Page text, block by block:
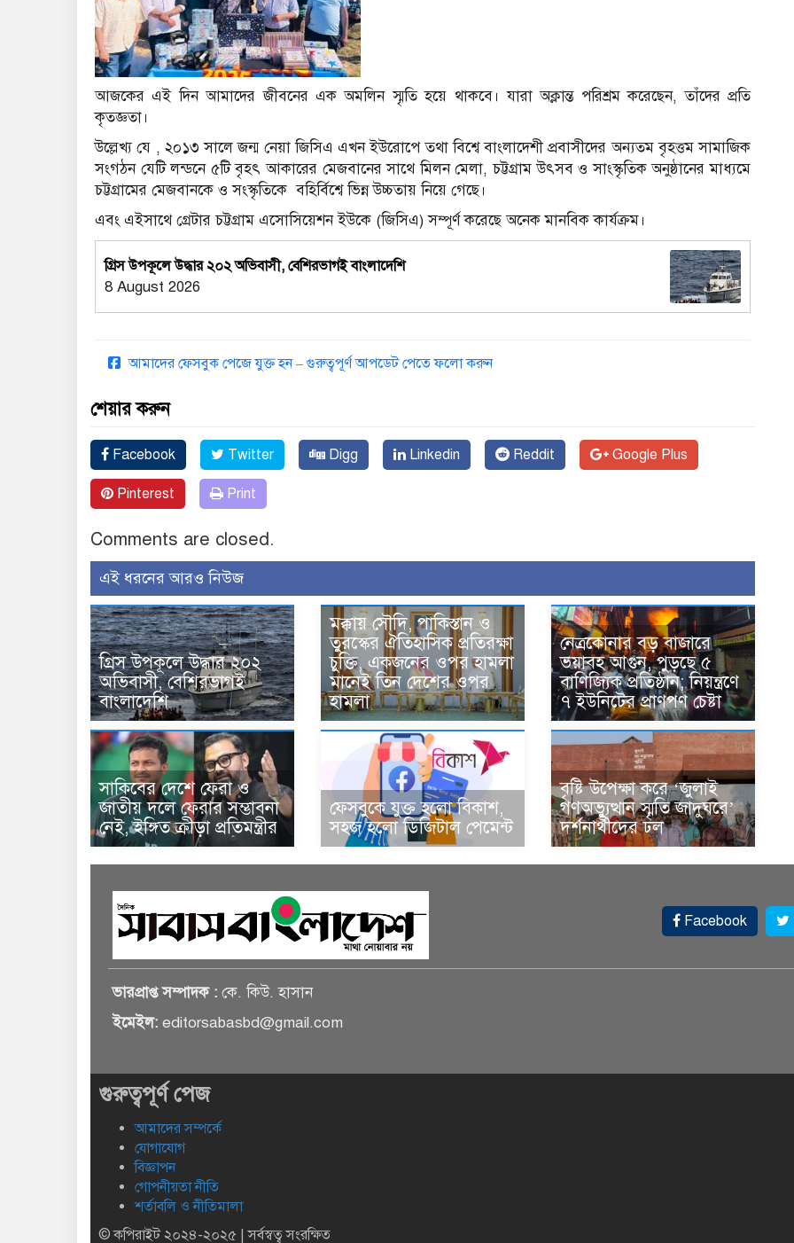
আজকের এই দিন আমাদের জীবনের এক অমলিন স্মৃতি হয়ে থাকবে। যারা অক্লান্ত পরিশ্রম করেছেন, তাঁদের প্রতি
কৃতজ্ঞতা।
উল্লেখ্য যে , ২০১৩ সালে জন্ম নেয়া জিসিএ এখন ইউরোপে তথা বিশ্বে বাংলাদেশী প্রবাসীদের অন্যতম বৃহত্তম সামাজিক
সংগঠন যেটি লন্ডনে ৫টি বৃহৎ আকারের মেজবানের সাথে মিলন মেলা, চট্টগ্রাম উৎসব ও সাংস্কৃতিক অনুষ্ঠানের মাধ্যমে
চট্টগ্রামের মেজবানকে ও সংস্কৃতিকে বহির্বিশ্বে ভিন্ন উচ্চতায় নিয়ে গেছে।
এবং এইসাথে গ্রেটার চট্টগ্রাম এসোসিয়েশন ইউকে (জিসিএ) সম্পূর্ণ করেছে অনেক মানবিক কার্যক্রম।
গ্রিস উপকূলে উদ্ধার ২০২ অভিবাসী, বেশিরভাগই বাংলাদেশি
8 August 2026
আমাদের ফেসবুক পেজে যুক্ত হন – গুরুত্বপূর্ণ আপডেট পেতে ফলো করুন
শেয়ার করুন
Facebook Twitter Digg Linkedin Reddit Google Plus
Pinterest Print
Comments are closed.
এই ধরনের আরও নিউজ
গ্রিস উপকূলে উদ্ধার ২০২
অভিবাসী, বেশিরভাগই
বাংলাদেশি
মক্কায় সৌদি, পাকিস্তান ও
তুরস্কের ঐতিহাসিক প্রতিরক্ষা
চুক্তি, একজনের ওপর হামলা
মানেই তিন দেশের ওপর
হামলা
নেত্রকোনার বড় বাজারে
ভয়াবহ আগুন, পুড়ছে ৫
বাণিজ্যিক প্রতিষ্ঠান; নিয়ন্ত্রণে
৭ ইউনিটের প্রাণপণ চেষ্টা
সাকিবের দেশে ফেরা ও
জাতীয় দলে ফেরার সম্ভাবনা
নেই, ইঙ্গিত ক্রীড়া প্রতিমন্ত্রীর
ফেসবুকে যুক্ত হলো বিকাশ,
সহজ হলো ডিজিটাল পেমেন্ট
বৃষ্টি উপেক্ষা করে ‘জুলাই
গণঅভ্যুত্থান স্মৃতি জাদুঘরে’
দর্শনার্থীদের ঢল
Facebook
ভারপ্রাপ্ত সম্পাদক : কে. কিউ. হাসান
ইমেইল: editorsabasbd@gmail.com
গুরুত্বপূর্ণ পেজ
আমাদের সম্পর্কে
যোগাযোগ
বিজ্ঞাপন
গোপনীয়তা নীতি
শর্তাবলি ও নীতিমালা
© কপিরাইট ২০২৪-২০২৫ | সর্বস্বত্ব সংরক্ষিত